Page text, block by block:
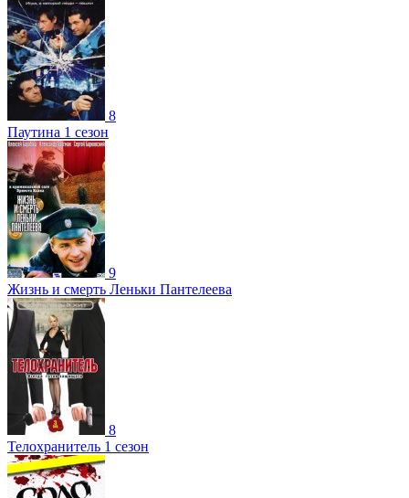
8
Паутина 1 сезон
9
Жизнь и смерть Леньки Пантелеева
8
Телохранитель 1 сезон